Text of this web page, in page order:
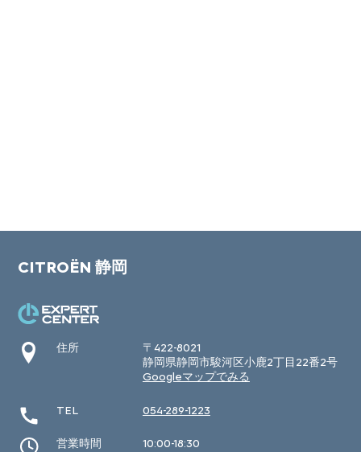
CITROËN 静岡
住所
〒422-8021
静岡県静岡市駿河区小鹿2丁目22番2号
Googleマップでみる
TEL 054-289-1223
営業時間 10:00-18:30